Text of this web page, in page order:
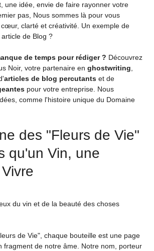
une idée, envie de faire rayonner votre
pas, Nous sommes là pour vous
clarté et créativité. Un exemple de
de Blog ?
de temps pour rédiger ? Découvrez
Noir, votre partenaire en ghostwriting,
articles de blog percutants et de
pour votre entreprise. Nous
comme l'histoire unique du Domaine
des "Fleurs de Vie"
qu'un Vin, une
du vin et de la beauté des choses
de Vie", chaque bouteille est une page
fragment de notre âme. Notre nom, porteur